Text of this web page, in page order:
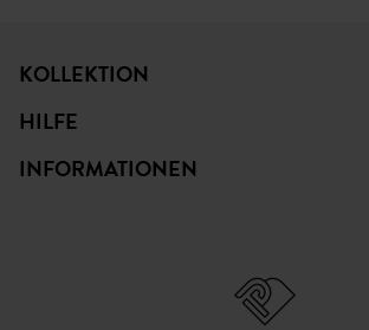
KOLLEKTION
HILFE
INFORMATIONEN